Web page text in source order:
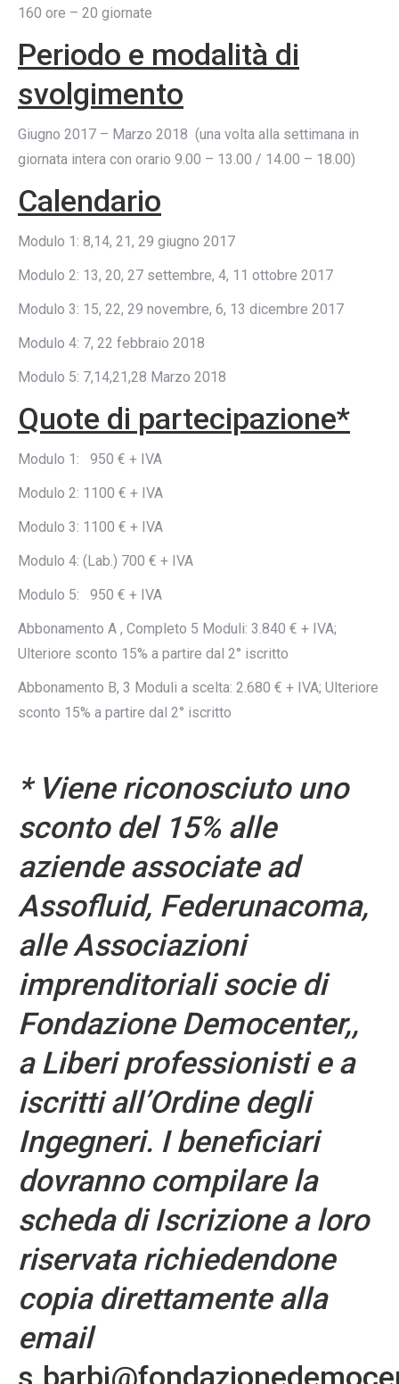
160 ore – 20 giornate
Periodo e modalità di
svolgimento
Giugno 2017 – Marzo 2018 (una volta alla settimana in
giornata intera con orario 9.00 – 13.00 / 14.00 – 18.00)
Calendario
Modulo 1: 8,14, 21, 29 giugno 2017
Modulo 2: 13, 20, 27 settembre, 4, 11 ottobre 2017
Modulo 3: 15, 22, 29 novembre, 6, 13 dicembre 2017
Modulo 4: 7, 22 febbraio 2018
Modulo 5: 7,14,21,28 Marzo 2018
Quote di partecipazione*
Modulo 1: 950 € + IVA
Modulo 2: 1100 € + IVA
Modulo 3: 1100 € + IVA
Modulo 4: (Lab.) 700 € + IVA
Modulo 5: 950 € + IVA
Abbonamento A , Completo 5 Moduli: 3.840 € + IVA;
Ulteriore sconto 15% a partire dal 2° iscritto
Abbonamento B, 3 Moduli a scelta: 2.680 € + IVA; Ulteriore
sconto 15% a partire dal 2° iscritto
* Viene riconosciuto uno
sconto del 15% alle
aziende associate ad
Assofluid, Federunacoma,
alle Associazioni
imprenditoriali socie di
Fondazione Democenter,,
a Liberi professionisti e a
iscritti all’Ordine degli
Ingegneri. I beneficiari
dovranno compilare la
scheda di Iscrizione a loro
riservata richiedendone
copia direttamente alla
email